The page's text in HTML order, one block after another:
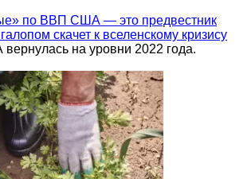
по ВВП США — это предвестник
скачет к вселенскому кризису
на уровни 2022 года.